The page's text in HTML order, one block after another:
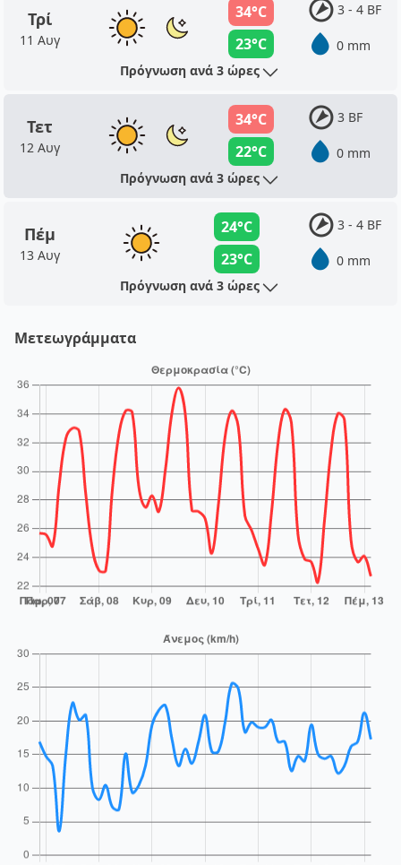
Τρί
11 Αυγ
34°C
23°C
3 - 4 BF
0 mm
Πρόγνωση ανά 3 ώρες
Τετ
12 Αυγ
34°C
22°C
3 BF
0 mm
Πρόγνωση ανά 3 ώρες
Πέμ
13 Αυγ
24°C
23°C
3 - 4 BF
0 mm
Πρόγνωση ανά 3 ώρες
Μετεωγράμματα